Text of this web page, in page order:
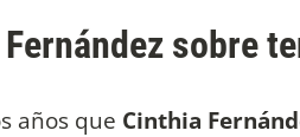
sobre
años que Cinthia